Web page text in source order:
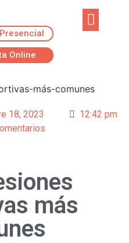
Online
18, 2023
12:42 pm
más